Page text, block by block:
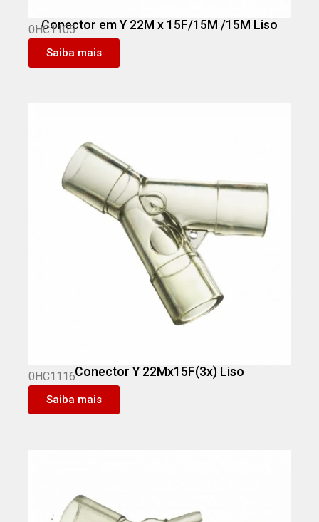
Conector em Y 22M x 15F/15M /15M Liso
0HC1105
Saiba mais
Conector Y 22Mx15F(3x) Liso
0HC1116
Saiba mais